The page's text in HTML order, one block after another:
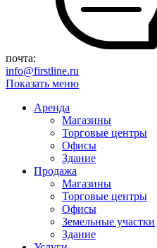
почта:
info@firstline.ru
Показать меню
Аренда
Магазины
Торговые центры
Офисы
Здание
Продажа
Магазины
Торговые центры
Офисы
Земельные участки
Здание